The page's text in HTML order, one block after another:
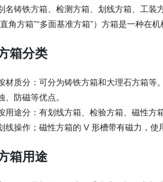
名铸铁方箱、检测方箱、划线方箱、工装
直角方箱”“多面基准方箱”）方箱是一种在
箱分类
材质分：可分为铸铁方箱和大理石方箱等
、防磁等优点。
用途分：有划线方箱、检验方箱、磁性方
线操作；磁性方箱的 V 形槽带有磁力，使
箱用途